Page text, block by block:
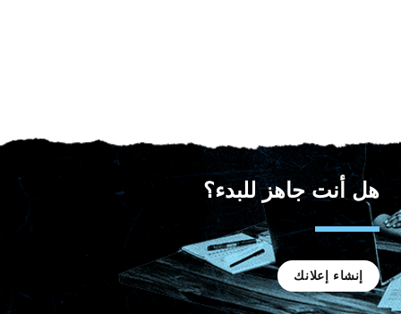
هل أنت جاهز للبدء؟
إنشاء إعلانك